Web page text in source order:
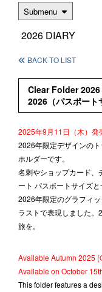
Submenu
2026 DIARY
BACK TO LIST
Clear Folder
2026（パスポート
2025年9月11日（木）発
2026年限定デザインの
ホルダーです。
名刺やショップカード、
ート パスポートサイズと
2026年限定のグラフィ
ラストで表現しました
旅を。
Available Autumn 2025
Available on October
This folder features a